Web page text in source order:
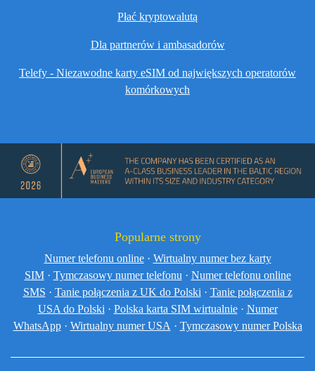
Płać kryptowalutą
Dla partnerów i ambasadorów
Telefy - Niezawodne karty eSIM od największych operatorów
komórkowych
Popularne strony
Numer telefonu online · Wirtualny numer bez karty
SIM · Tymczasowy numer telefonu · Numer telefonu online
SMS · Tanie połączenia z UK do Polski · Tanie połączenia z
USA do Polski · Polska karta SIM wirtualnie · Numer
WhatsApp · Wirtualny numer USA · Tymczasowy numer Polska